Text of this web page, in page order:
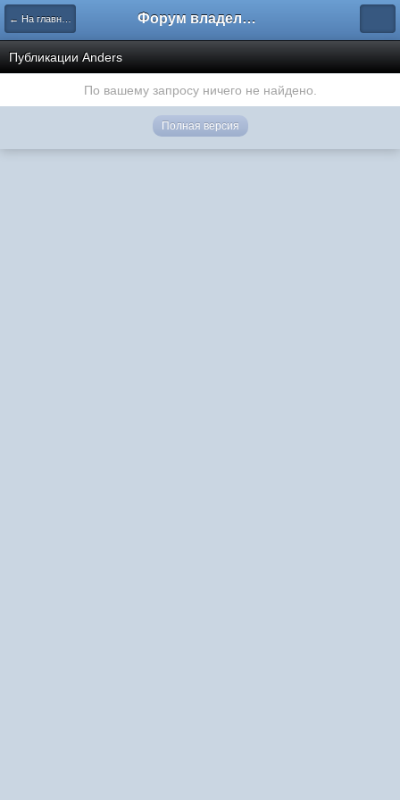
← На главную Форум владельцев интернет-магазинов
Публикации Anders
По вашему запросу ничего не найдено.
Полная версия